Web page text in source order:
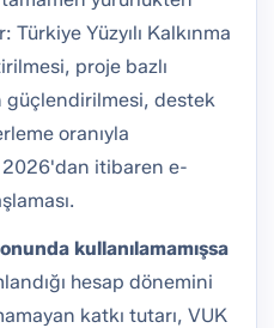
Türkiye Yüzyılı Kalkınma
proje bazlı
destek
oranıyla
2026'dan itibaren e-
kullanılamamışsa
hesap dönemini
katkı tutarı, VUK